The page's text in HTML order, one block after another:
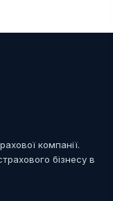
компанії.
бізнесу в